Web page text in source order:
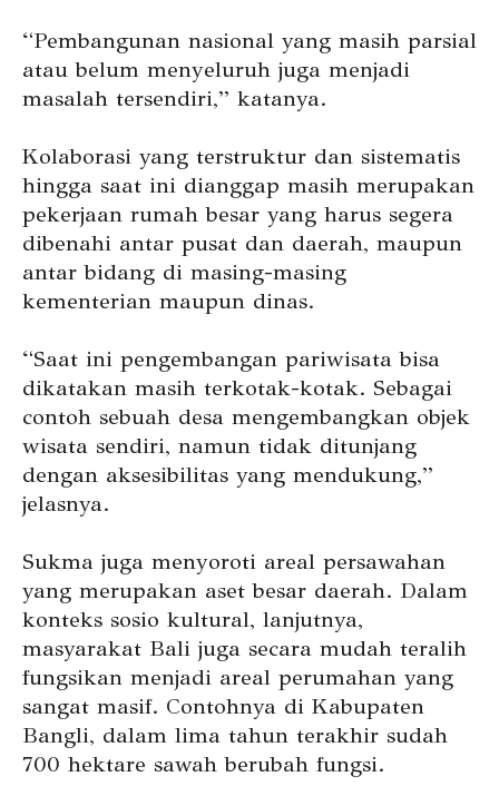
“Pembangunan nasional yang masih parsial
atau belum menyeluruh juga menjadi
masalah tersendiri,” katanya.
Kolaborasi yang terstruktur dan sistematis
hingga saat ini dianggap masih merupakan
pekerjaan rumah besar yang harus segera
dibenahi antar pusat dan daerah, maupun
antar bidang di masing-masing
kementerian maupun dinas.
“Saat ini pengembangan pariwisata bisa
dikatakan masih terkotak-kotak. Sebagai
contoh sebuah desa mengembangkan objek
wisata sendiri, namun tidak ditunjang
dengan aksesibilitas yang mendukung,”
jelasnya.
Sukma juga menyoroti areal persawahan
yang merupakan aset besar daerah. Dalam
konteks sosio kultural, lanjutnya,
masyarakat Bali juga secara mudah teralih
fungsikan menjadi areal perumahan yang
sangat masif. Contohnya di Kabupaten
Bangli, dalam lima tahun terakhir sudah
700 hektare sawah berubah fungsi.